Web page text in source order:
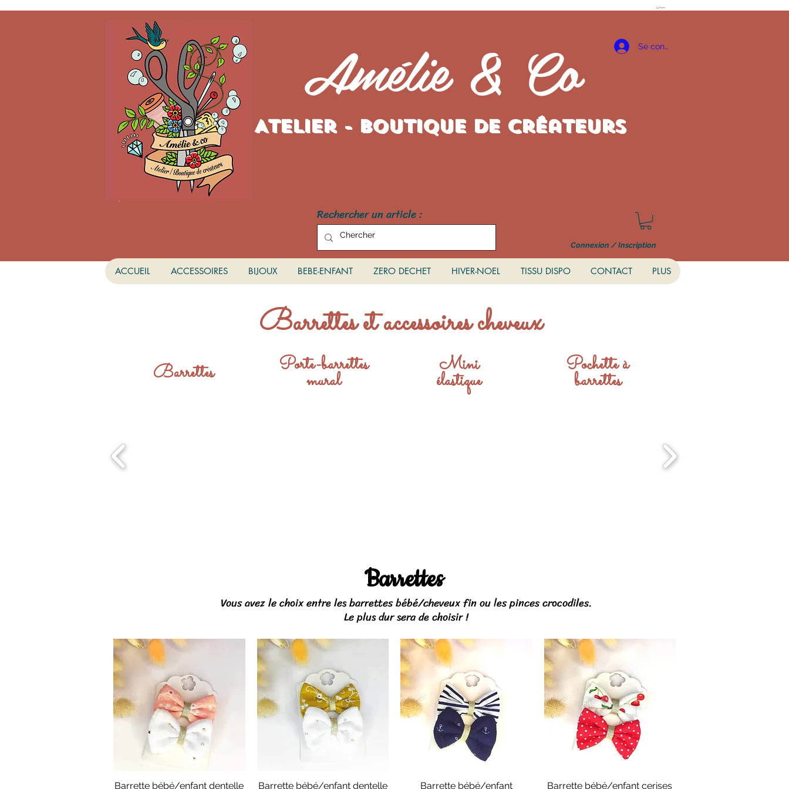
Panier
Amélie & Co
Atelier - Boutique de créateurs
Connexion / Inscription
Rechercher un article :
ACCUEIL ACCESSOIRES BIJOUX BEBE-ENFANT ZERO DECHET HIVER-NOEL TISSU DISPO CONTACT PLUS
Se connecter
Barrettes et accessoires cheveux
Barrettes Porte-barrettes
mural
Mini
élastique
Pochette à
barrettes
Barrettes
Vous avez le choix entre les barrettes bébé/cheveux fin ou les pinces crocodiles.
Le plus dur sera de choisir !
Aperçu rapide
Barrette bébé/enfant dentelle
Aperçu rapide
Barrette bébé/enfant dentelle
Aperçu rapide
Barrette bébé/enfant
Aperçu rapide
Barrette bébé/enfant cerises